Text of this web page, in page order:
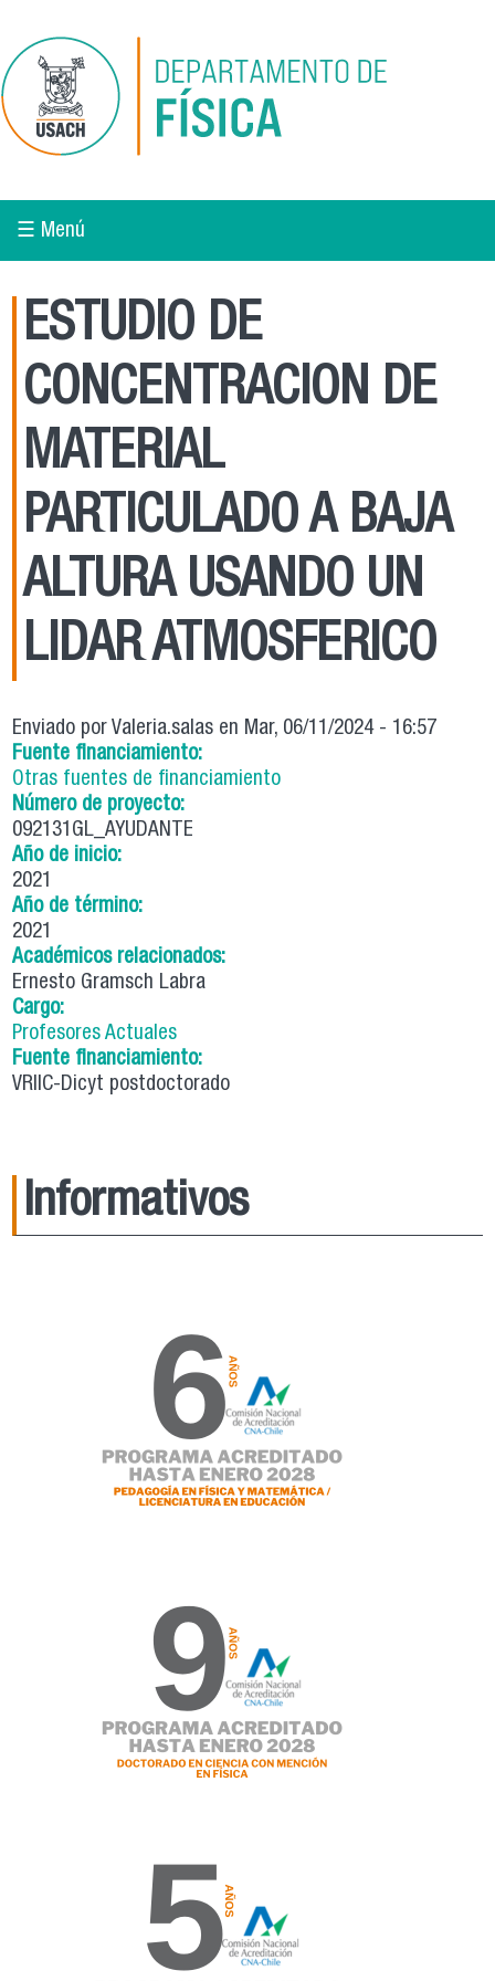
☰ Menú
ESTUDIO DE
CONCENTRACION DE
MATERIAL
PARTICULADO A BAJA
ALTURA USANDO UN
LIDAR ATMOSFERICO
Enviado porValeria.salas en Mar, 06/11/2024 - 16:57
Fuente financiamiento:
Otras fuentes de financiamiento
Número de proyecto:
092131GL_AYUDANTE
Año de inicio:
2021
Año de término:
2021
Académicos relacionados:
Ernesto Gramsch Labra
Cargo:
Profesores Actuales
Fuente financiamiento:
VRIIC-Dicyt postdoctorado
Informativos